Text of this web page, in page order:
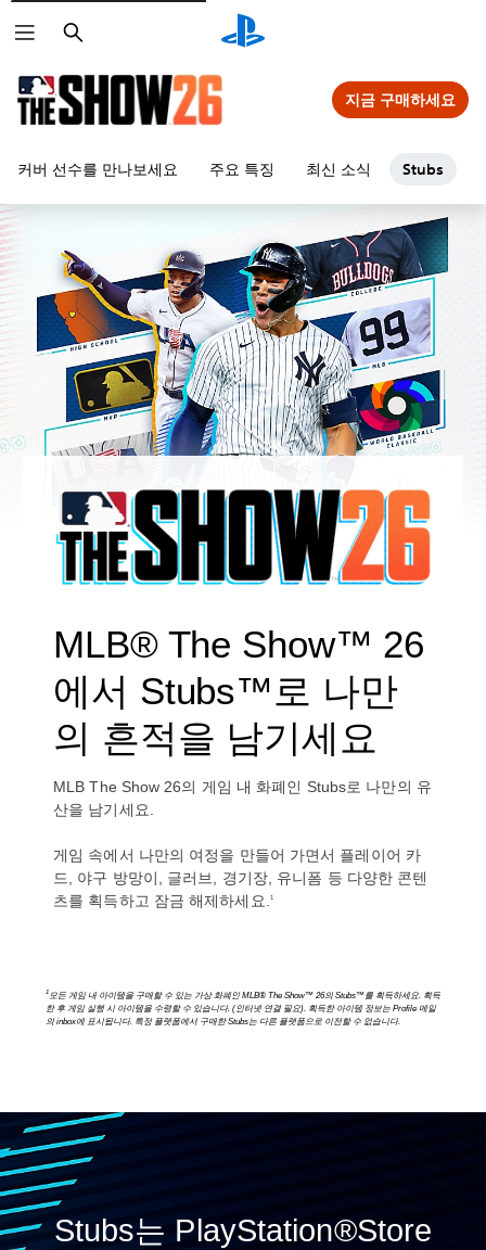
검
색
커버 선수를 만나보세요 주요 특징 최신 소식 Stubs
지금 구매하세요
MLB® The Show™ 26
에서 Stubs™로 나만
의 흔적을 남기세요
MLB The Show 26의 게임 내 화폐인 Stubs로 나만의 유
산을 남기세요.
게임 속에서 나만의 여정을 만들어 가면서 플레이어 카
드, 야구 방망이, 글러브, 경기장, 유니폼 등 다양한 콘텐
츠를 획득하고 잠금 해제하세요.
1
1모든 게임 내 아이템을 구매할 수 있는 가상 화폐인 MLB® The Show™ 26의 Stubs™를 획득하세요. 획득
한 후 게임 실행 시 아이템을 수령할 수 있습니다. (인터넷 연결 필요). 획득한 아이템 정보는 Profile 메일
의 inbox에 표시됩니다. 특정 플랫폼에서 구매한 Stubs는 다른 플랫폼으로 이전할 수 없습니다.
Stubs는 PlayStation®Store